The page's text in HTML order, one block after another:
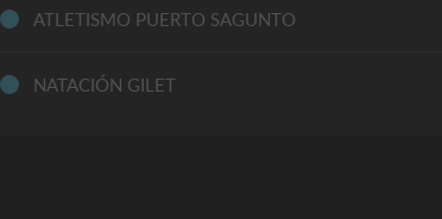
ATLETISMO PUERTO SAGUNTO
NATACIÓN GILET